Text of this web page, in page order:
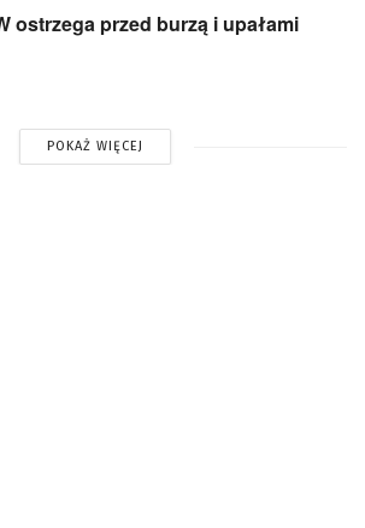
ostrzega przed burzą i upałami
POKAŻ WIĘCEJ